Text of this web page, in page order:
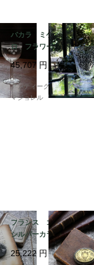
バカラ ミケランジェ
ロ フラワーベース 1
25mm 6787
45,707 円
アンティークギャラリー
マジョレル
フランス ゴールドと
シルバーカラーのミラ
ー付きケース 6805
25,222 円